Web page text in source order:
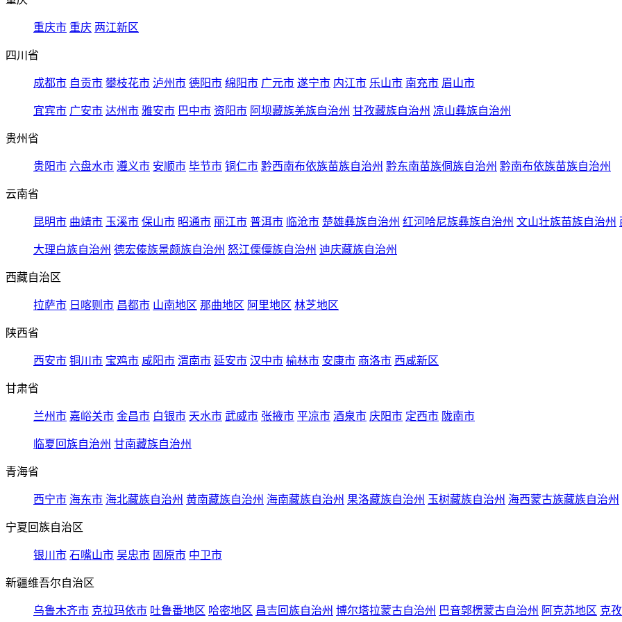
重庆市 重庆 两江新区
四川省
成都市 自贡市 攀枝花市 泸州市 德阳市 绵阳市 广元市 遂宁市 内江市 乐山市 南充市 眉山市
宜宾市 广安市 达州市 雅安市 巴中市 资阳市 阿坝藏族羌族自治州 甘孜藏族自治州 凉山彝族自治州
贵州省
贵阳市 六盘水市 遵义市 安顺市 毕节市 铜仁市 黔西南布依族苗族自治州 黔东南苗族侗族自治州 黔南布依族苗族自治州
云南省
昆明市 曲靖市 玉溪市 保山市 昭通市 丽江市 普洱市 临沧市 楚雄彝族自治州 红河哈尼族彝族自治州 文山壮族苗族自治州
大理白族自治州 德宏傣族景颇族自治州 怒江傈僳族自治州 迪庆藏族自治州
西藏自治区
拉萨市 日喀则市 昌都市 山南地区 那曲地区 阿里地区 林芝地区
陕西省
西安市 铜川市 宝鸡市 咸阳市 渭南市 延安市 汉中市 榆林市 安康市 商洛市 西咸新区
甘肃省
兰州市 嘉峪关市 金昌市 白银市 天水市 武威市 张掖市 平凉市 酒泉市 庆阳市 定西市 陇南市
临夏回族自治州 甘南藏族自治州
青海省
西宁市 海东市 海北藏族自治州 黄南藏族自治州 海南藏族自治州 果洛藏族自治州 玉树藏族自治州 海西蒙古族藏族自治州
宁夏回族自治区
银川市 石嘴山市 吴忠市 固原市 中卫市
新疆维吾尔自治区
乌鲁木齐市 克拉玛依市 吐鲁番地区 哈密地区 昌吉回族自治州 博尔塔拉蒙古自治州 巴音郭楞蒙古自治州 阿克苏地区 克